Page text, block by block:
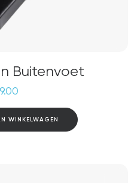
Buitenvoet
WINKELWAGEN